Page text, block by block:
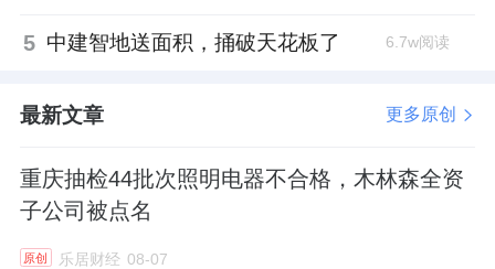
5 中建智地送面积，捅破天花板了 6.7w阅读
最新文章 更多原创
重庆抽检44批次照明电器不合格，木林森全资
子公司被点名
原创 乐居财经 08-07